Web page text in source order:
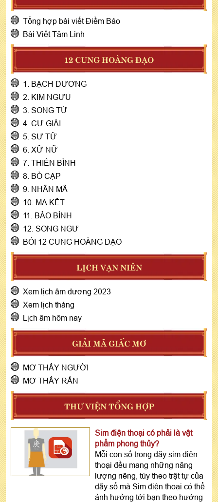
Tổng hợp bài viết Điềm Báo
Bài Viết Tâm Linh
12 CUNG HOÀNG ĐẠO
1. BẠCH DƯƠNG
2. KIM NGƯU
3. SONG TỬ
4. CỰ GIẢI
5. SƯ TỬ
6. XỬ NỮ
7. THIÊN BÌNH
8. BÒ CẠP
9. NHÂN MÃ
10. MA KẾT
11. BẢO BÌNH
12. SONG NGƯ
BÓI 12 CUNG HOÀNG ĐẠO
LỊCH VẠN NIÊN
Xem lịch âm dương 2023
Xem lịch tháng
Lịch âm hôm nay
GIẢI MÃ GIẤC MƠ
MƠ THẤY NGƯỜI
MƠ THẤY RẮN
THƯ VIỆN TỔNG HỢP
Sim điện thoại có phải là vật
phẩm phong thủy?
Mỗi con số trong dãy sim điện
thoại đều mang những năng
lượng riêng, tùy theo trật tự của
dãy số mà Sim điện thoại có thể
ảnh hưởng tới bạn theo hướng